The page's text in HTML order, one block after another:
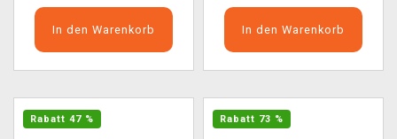
In den Warenkorb In den Warenkorb
Rabatt 47 % Rabatt 73 %